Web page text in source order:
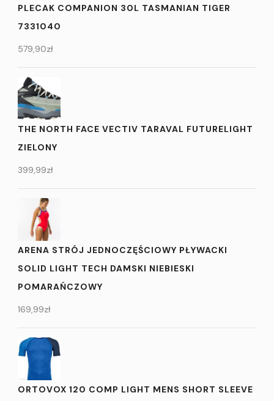
PLECAK COMPANION 30L TASMANIAN TIGER
7331040
579,90zł
THE NORTH FACE VECTIV TARAVAL FUTURELIGHT
ZIELONY
399,99zł
ARENA STRÓJ JEDNOCZĘŚCIOWY PŁYWACKI
SOLID LIGHT TECH DAMSKI NIEBIESKI
POMARAŃCZOWY
169,99zł
ORTOVOX 120 COMP LIGHT MENS SHORT SLEEVE